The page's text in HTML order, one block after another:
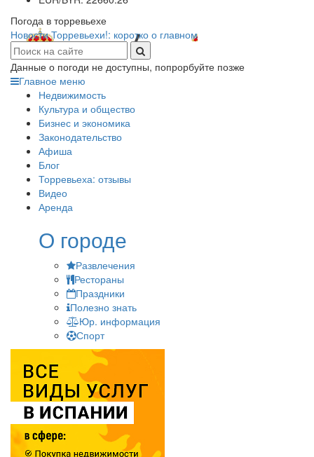
Погода в торревьехе
Новости Торревьехи!: коротко о главном
Данные о погоди не доступны, попрорбуйте позже
Главное меню
Недвижимость
Культура и общество
Бизнес и экономика
Законодательство
Афиша
Блог
Торревьеха: отзывы
Видео
Аренда
О городе
Развлечения
Рестораны
Праздники
Полезно знать
Юр. информация
Спорт